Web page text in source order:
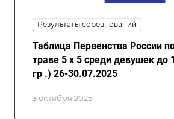
Результаты соревнований
3 октября 2025
Таблица Первенства России
траве 5 х 5 среди девушек до
гр .) 26-30.07.2025